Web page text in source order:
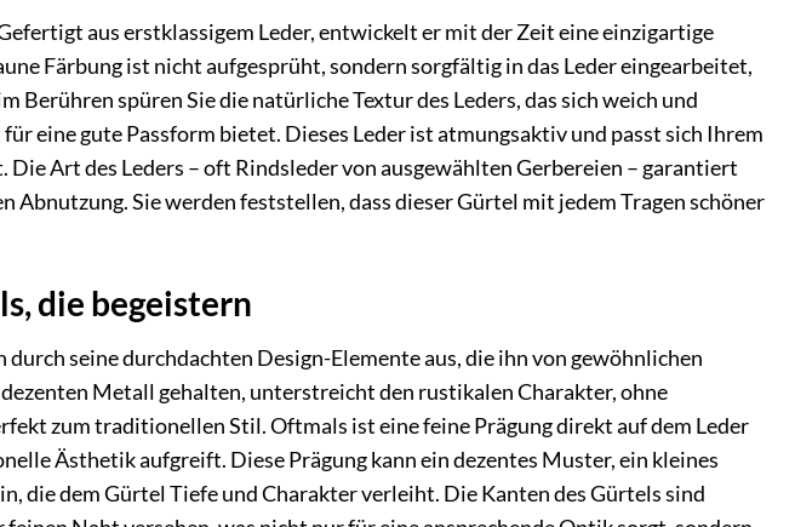
aus erstklassigem Leder, entwickelt er mit der Zeit eine einzigartige
Färbung ist nicht aufgesprüht, sondern sorgfältig in das Leder eingearbeitet,
spüren Sie die natürliche Textur des Leders, das sich weich und
eine gute Passform bietet. Dieses Leder ist atmungsaktiv und passt sich Ihrem
Die Art des Leders – oft Rindsleder von ausgewählten Gerbereien – garantiert
Sie werden feststellen, dass dieser Gürtel mit jedem Tragen schöner
die begeistern
seine durchdachten Design-Elemente aus, die ihn von gewöhnlichen
Metall gehalten, unterstreicht den rustikalen Charakter, ohne
zum traditionellen Stil. Oftmals ist eine feine Prägung direkt auf dem Leder
Ästhetik aufgreift. Diese Prägung kann ein dezentes Muster, ein kleines
die dem Gürtel Tiefe und Charakter verleiht. Die Kanten des Gürtels sind